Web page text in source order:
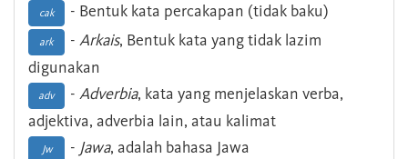
cak - Bentuk kata percakapan (tidak baku)
ark - Arkais, Bentuk kata yang tidak lazim
digunakan
adv - Adverbia, kata yang menjelaskan verba,
adjektiva, adverbia lain, atau kalimat
Jw - Jawa, adalah bahasa Jawa